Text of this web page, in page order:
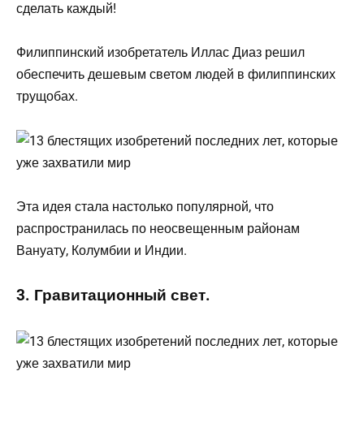
сделать каждый!
Филиппинский изобретатель Иллас Диаз решил
обеспечить дешевым светом людей в филиппинских
трущобах.
Эта идея стала настолько популярной, что
распространилась по неосвещенным районам
Вануату, Колумбии и Индии.
3. Гравитационный свет.